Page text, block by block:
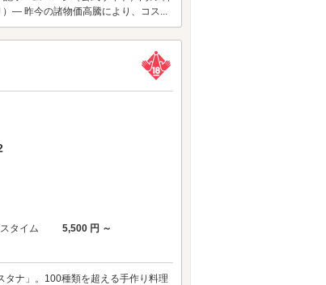
― 昨今の諸物価高騰により、コス...
タイム
5,500 円 ～
タナ」。100種類を超える手作り料理